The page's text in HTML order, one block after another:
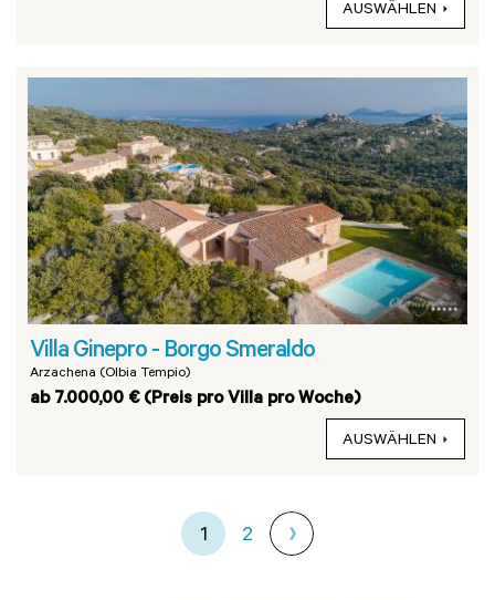
AUSWÄHLEN
Villa Ginepro - Borgo Smeraldo
Arzachena (Olbia Tempio)
ab 7.000,00 € (Preis pro Villa pro Woche)
AUSWÄHLEN
1 2